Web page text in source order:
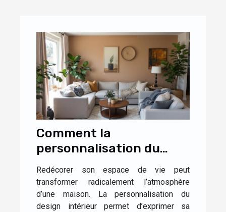
Comment la
personnalisation du
design influence-t-elle
l'ambiance de votre
maison ?
Redécorer son espace de vie peut
transformer radicalement l’atmosphère
d’une maison. La personnalisation du
design intérieur permet d’exprimer sa